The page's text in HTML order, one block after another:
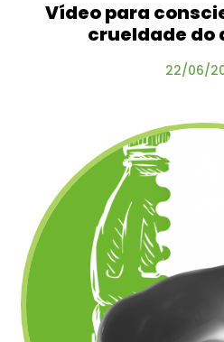
Vídeo para
crueldade do
22/06/